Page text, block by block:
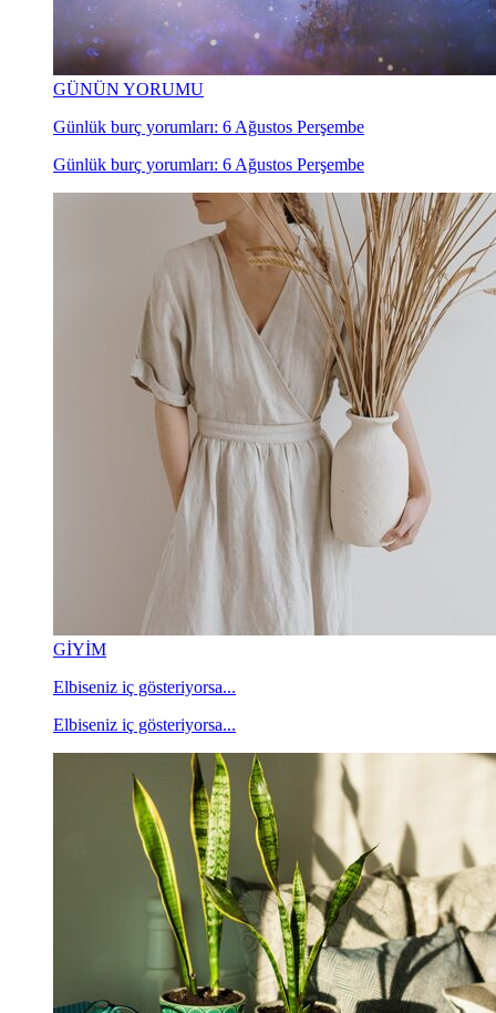
GÜNÜN YORUMU
Günlük burç yorumları: 6 Ağustos Perşembe
Günlük burç yorumları: 6 Ağustos Perşembe
GİYİM
Elbiseniz iç gösteriyorsa...
Elbiseniz iç gösteriyorsa...